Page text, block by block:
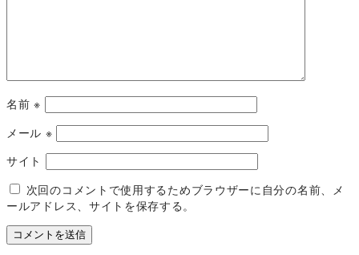
名前※
メール ※
サイト
次回のコメントで使用するためブラウザーに自分の名前、メ
ールアドレス、サイトを保存する。